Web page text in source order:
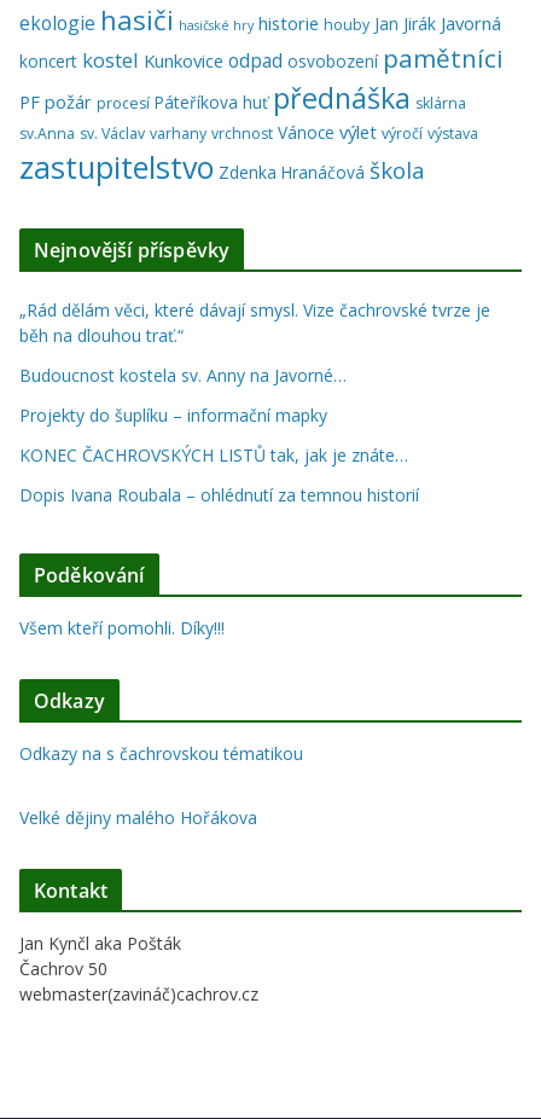
ekologie hasiči hasičské hry historie houby Jan Jirák Javorná
koncert kostel Kunkovice odpad osvobození pamětníci
PF požár procesí Páteříkova huť přednáška sklárna
sv.Anna sv. Václav varhany vrchnost Vánoce výlet výročí výstava
zastupitelstvo Zdenka Hranáčová škola
Nejnovější příspěvky
„Rád dělám věci, které dávají smysl. Vize čachrovské tvrze je
běh na dlouhou trať.“
Budoucnost kostela sv. Anny na Javorné…
Projekty do šuplíku – informační mapky
KONEC ČACHROVSKÝCH LISTŮ tak, jak je znáte…
Dopis Ivana Roubala – ohlédnutí za temnou historií
Poděkování
Všem kteří pomohli. Díky!!!
Odkazy
Odkazy na s čachrovskou tématikou
Velké dějiny malého Hořákova
Kontakt
Jan Kynčl aka Pošták
Čachrov 50
webmaster(zavináč)cachrov.cz